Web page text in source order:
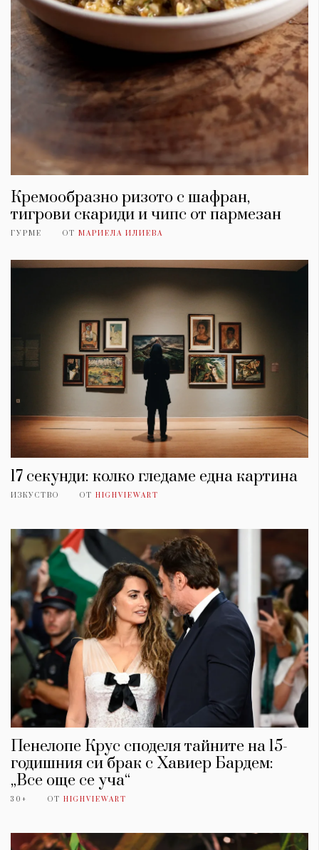
Кремообразно ризото с шафран,
тигрови скариди и чипс от пармезан
ГУРМЕ ОТ МАРИЕЛА ИЛИЕВА
17 секунди: колко гледаме една картина
ИЗКУСТВО ОТ HIGHVIEWART
Пенелопе Крус споделя тайните на 15-
годишния си брак с Хавиер Бардем:
„Все още се уча“
30+ ОТ HIGHVIEWART